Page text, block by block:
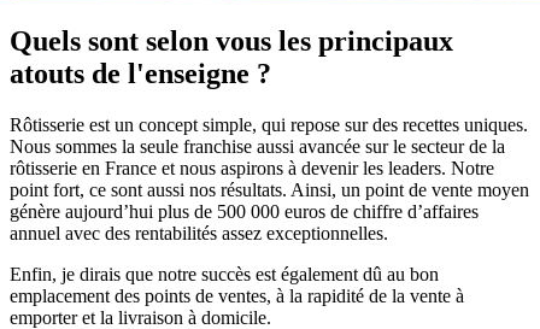
Quels sont selon vous les principaux
atouts de l'enseigne ?
Rôtisserie est un concept simple, qui repose sur des recettes uniques.
Nous sommes la seule franchise aussi avancée sur le secteur de la
rôtisserie en France et nous aspirons à devenir les leaders. Notre
point fort, ce sont aussi nos résultats. Ainsi, un point de vente moyen
génère aujourd’hui plus de 500 000 euros de chiffre d’affaires
annuel avec des rentabilités assez exceptionnelles.
Enfin, je dirais que notre succès est également dû au bon
emplacement des points de ventes, à la rapidité de la vente à
emporter et la livraison à domicile.